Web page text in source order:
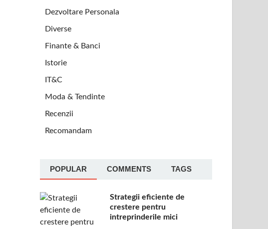
Dezvoltare Personala
Diverse
Finante & Banci
Istorie
IT&C
Moda & Tendinte
Recenzii
Recomandam
POPULAR COMMENTS TAGS
Strategii eficiente de
crestere pentru
intreprinderile mici